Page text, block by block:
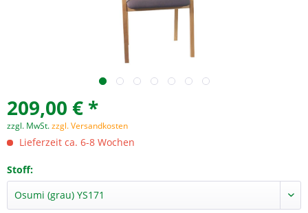
209,00 € *
zzgl. MwSt.zzgl. Versandkosten
Lieferzeit ca. 6-8 Wochen
Stoff: